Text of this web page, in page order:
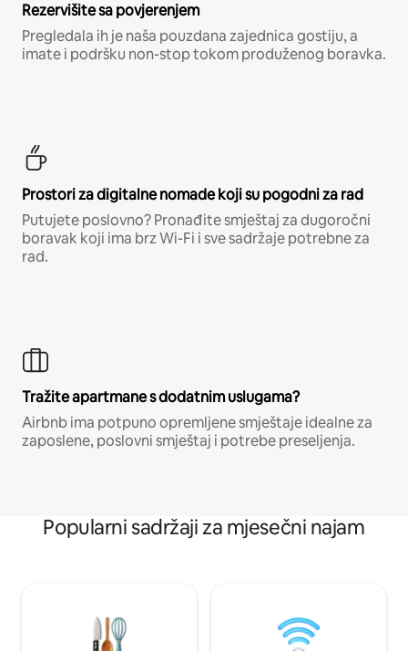
Rezervišite sa povjerenjem
Pregledala ih je naša pouzdana zajednica gostiju, a
imate i podršku non-stop tokom produženog boravka.
Prostori za digitalne nomade koji su pogodni za rad
Putujete poslovno? Pronađite smještaj za dugoročni
boravak koji ima brz Wi-Fi i sve sadržaje potrebne za
rad.
Tražite apartmane s dodatnim uslugama?
Airbnb ima potpuno opremljene smještaje idealne za
zaposlene, poslovni smještaj i potrebe preseljenja.
Popularni sadržaji za mjesečni najam